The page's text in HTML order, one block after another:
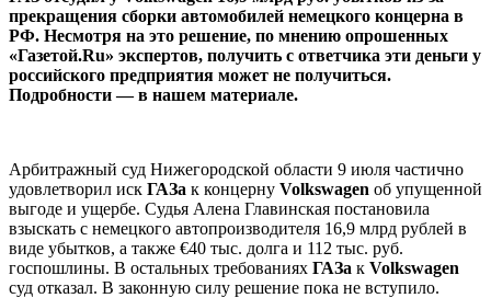
прекращения сборки автомобилей немецкого концерна в
РФ. Несмотря на это решение, по мнению опрошенных
«Газетой.Ru» экспертов, получить с ответчика эти деньги у
российского предприятия может не получиться.
Подробности — в нашем материале.
Арбитражный суд Нижегородской области 9 июля частично
удовлетворил иск ГАЗа к концерну Volkswagen об упущенной
выгоде и ущербе. Судья Алена Главинская постановила
взыскать с немецкого автопроизводителя 16,9 млрд рублей в
виде убытков, а также €40 тыс. долга и 112 тыс. руб.
госпошлины. В остальных требованиях ГАЗа к Volkswagen
суд отказал. В законную силу решение пока не вступило.